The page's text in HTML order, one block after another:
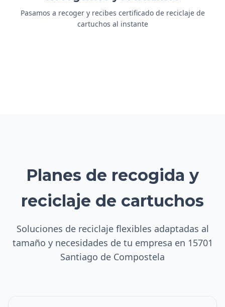
Pasamos a recoger y recibes certificado de reciclaje de
cartuchos al instante
Planes de recogida y
reciclaje de cartuchos
Soluciones de reciclaje flexibles adaptadas al
tamaño y necesidades de tu empresa en 15701
Santiago de Compostela